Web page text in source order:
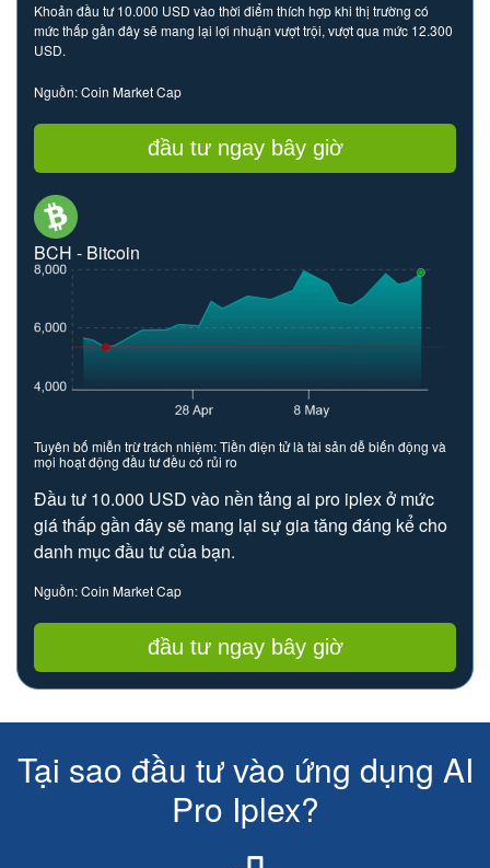
Khoản đầu tư 10.000 USD vào thời điểm thích hợp khi thị trường có
mức thấp gần đây sẽ mang lại lợi nhuận vượt trội, vượt qua mức 12.300
USD.
Nguồn: Coin Market Cap
đầu tư ngay bây giờ
BCH - Bitcoin
Tuyên bố miễn trừ trách nhiệm: Tiền điện tử là tài sản dễ biến động và
mọi hoạt động đầu tư đều có rủi ro
Đầu tư 10.000 USD vào nền tảng ai pro iplex ở mức
giá thấp gần đây sẽ mang lại sự gia tăng đáng kể cho
danh mục đầu tư của bạn.
Nguồn: Coin Market Cap
đầu tư ngay bây giờ
Tại sao đầu tư vào ứng dụng AI
Pro Iplex?